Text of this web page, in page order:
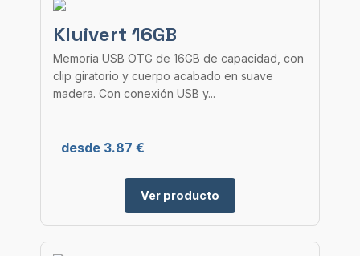
Kluivert 16GB
Memoria USB OTG de 16GB de capacidad, con
clip giratorio y cuerpo acabado en suave
madera. Con conexión USB y...
desde 3.87 €
Ver producto